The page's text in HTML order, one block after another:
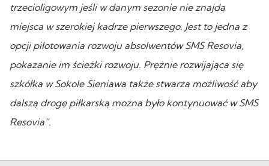
trzecioligowym jeśli w danym sezonie nie znajdą
miejsca w szerokiej kadrze pierwszego. Jest to jedna z
opcji pilotowania rozwoju absolwentów SMS Resovia,
pokazanie im ścieżki rozwoju. Prężnie rozwijająca się
szkółka w Sokole Sieniawa także stwarza możliwość aby
dalszą drogę piłkarską można było kontynuować w SMS
Resovia”.